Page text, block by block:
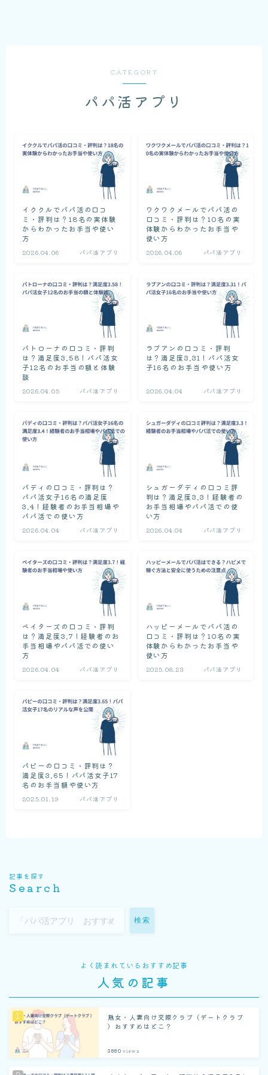
CATEGORY
パパ活アプリ
イククルでパパ活の口コ
ミ・評判は？18名の実体験
からわかったお手当や使い
方
2026.04.06 パパ活アプリ
ワクワクメールでパパ活の
口コミ・評判は？10名の実
体験からわかったお手当や
使い方
2026.04.06 パパ活アプリ
パトローナの口コミ・評判
は？満足度3.58！パパ活女
子12名のお手当の額と体験
談
2026.04.05 パパ活アプリ
ラブアンの口コミ・評判
は？満足度3.31！パパ活女
子16名のお手当や使い方
2026.04.04 パパ活アプリ
パディの口コミ・評判は？
パパ活女子16名の満足度
3.4！経験者のお手当相場や
パパ活での使い方
2026.04.04 パパ活アプリ
シュガーダディの口コミ評
判は？満足度3.3！経験者の
お手当相場やパパ活での使
い方
2026.04.04 パパ活アプリ
ペイターズの口コミ・評判
は？満足度3.7！経験者のお
手当相場やパパ活での使い
方
2026.04.04 パパ活アプリ
ハッピーメールでパパ活の
口コミ・評判は？10名の実
体験からわかったお手当や
使い方
2025.08.23 パパ活アプリ
パピーの口コミ・評判は？
満足度3.65！パパ活女子17
名のお手当額や使い方
2025.01.19 パパ活アプリ
記事を探す
Search
検索
よく読まれているおすすめ記事
人気の記事
熟女・人妻向け交際クラブ（デートクラブ
）おすすめはどこ？
3880 views